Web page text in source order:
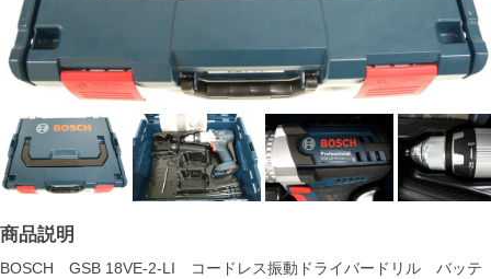
商品説明
BOSCH GSB 18VE-2-LI コードレス振動ドライバードリル バッテ